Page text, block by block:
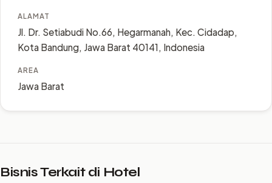
ALAMAT
Jl. Dr. Setiabudi No.66, Hegarmanah, Kec. Cidadap,
Kota Bandung, Jawa Barat 40141, Indonesia
AREA
Jawa Barat
Bisnis Terkait di Hotel